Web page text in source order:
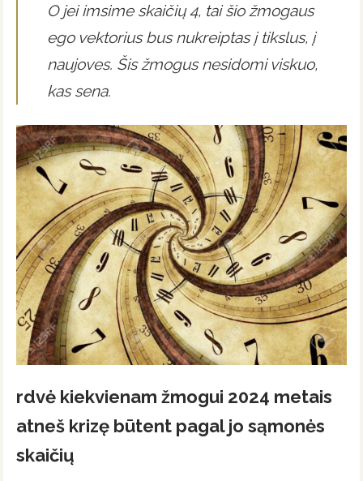
O jei imsime skaičių 4, tai šio žmogaus
ego vektorius bus nukreiptas į tikslus, į
naujoves. Šis žmogus nesidomi viskuo,
kas sena.
rdvė kiekvienam žmogui 2024 metais
atneš krizę būtent pagal jo sąmonės
skaičių